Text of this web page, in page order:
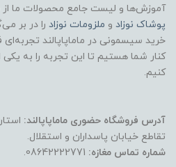
آموزش‌ها و لیست جامع محصولات ما از
پوشاک نوزاد و ملزومات نوزاد را در بر
خرید سیسمونی در ماماپاپالند تجربه‌ای
کنار شما هستیم تا این تجربه را به
کنیم.
آدرس فروشگاه حضوری ماماپاپالند:
تقاطع خیابان پاسداران و استقلال.
شماره تماس مغازه: